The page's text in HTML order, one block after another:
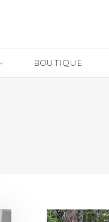
BOUTIQUE